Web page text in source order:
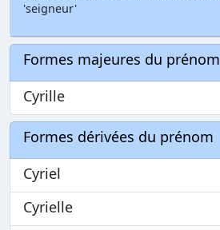
'seigneur'
Formes majeures du prénom
Cyrille
Formes dérivées du prénom
Cyriel
Cyrielle